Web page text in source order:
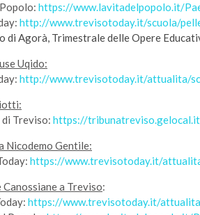
https://www.lavitadelpopolo.it/
http://www.trevisotoday.it/scuola/
di Agorà, Trimestrale delle Opere
Uqido:
http://www.trevisotoday.it/attualita/
Treviso: https://
Nicodemo Gentile:
https://www.trevisotoday.it/
a Treviso:
https://www.trevisotoday.it/